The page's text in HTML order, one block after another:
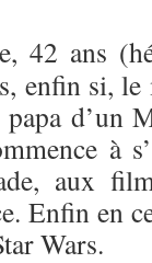
42 ans
enfin si, le
papa d’un
à
aux
Enfin en
Wars.